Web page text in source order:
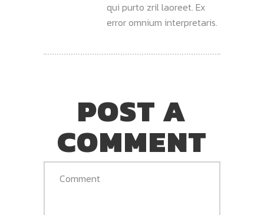
qui purto zril laoreet. Ex
error omnium interpretaris.
POST A
COMMENT